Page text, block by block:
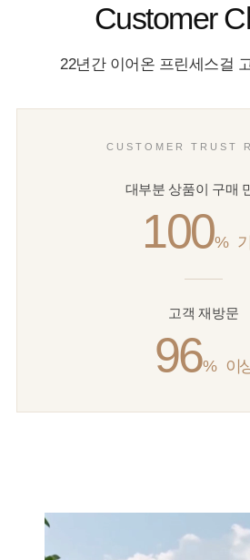
Customer
22년간 이어온 프린세스걸
CUSTOMER TRUST
대부분 상품이 구매
100%
고객 재방문
96% 이